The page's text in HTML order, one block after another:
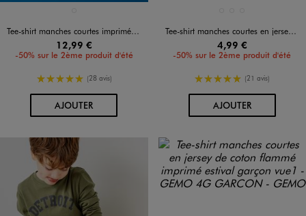
Tee-shirt manches courtes imprimé devant et dos garçon - Fortnite
12,99 €
-50% sur le 2ème produit d'été
5/5 de moyenne
(28 avis)
AJOUTERAU PANIER
Tee-shirt manches courtes en jersey de coton imprimé estival garçon
4,99 €
-50% sur le 2ème produit d'été
5/5 de moyenne
(21 avis)
AJOUTERAU PANIER